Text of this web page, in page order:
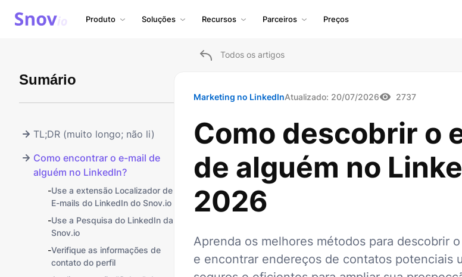
Produto Soluções Recursos Parceiros Preços
Todos os artigos
Sumário
TL;DR (muito longo; não li)
Como encontrar o e-mail de
alguém no LinkedIn?
-Use a extensão Localizador de
E-mails do LinkedIn do Snov.io
-Use a Pesquisa do LinkedIn da
Snov.io
-Verifique as informações de
contato do perfil
Marketing no LinkedInAtualizado: 20/07/2026 2737
Como descobrir o
de alguém no
2026
Aprenda os melhores métodos para descobrir
e encontrar endereços de contatos potenciais